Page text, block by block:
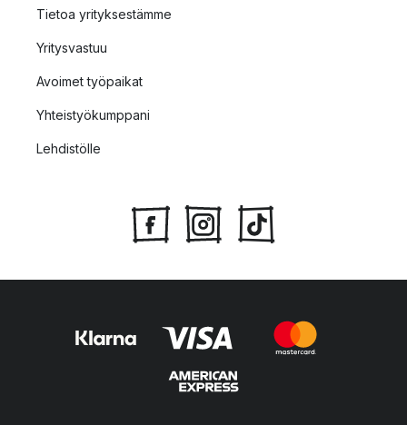
Tietoa yrityksestämme
Yritysvastuu
Avoimet työpaikat
Yhteistyökumppani
Lehdistölle